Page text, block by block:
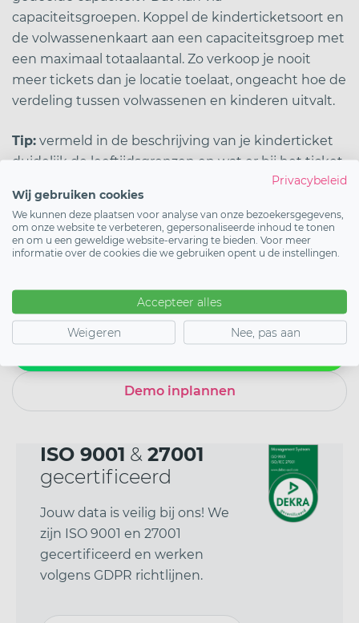
capaciteitsgroepen. Koppel de kinderticketsoort en
de volwassenenkaart aan een capaciteitsgroep met
een maximaal totaalaantal. Zo verkoop je nooit
meer tickets dan je locatie toelaat, ongeacht hoe de
verdeling tussen volwassenen en kinderen uitvalt.
Tip: vermeld in de beschrijving van je kinderticket
duidelijk de leeftijdsgrenzen en wat er bij het ticket
is inbegrepen. Zo weten kopers precies wat ze
kopen en voorkom je vragen en teleurstellingen
aan de deur.
Ticketsoorten aanmaken
Kortingscodes
Demo inplannen
ISO 9001 & 27001
gecertificeerd
Jouw data is veilig bij ons! We
zijn ISO 9001 en 27001
gecertificeerd en werken
volgens GDPR richtlijnen.
Privacybeleid
Wij gebruiken cookies
We kunnen deze plaatsen voor analyse van onze bezoekersgegevens,
om onze website te verbeteren, gepersonaliseerde inhoud te tonen
en om u een geweldige website-ervaring te bieden. Voor meer
informatie over de cookies die we gebruiken opent u de instellingen.
Accepteer alles
Weigeren Nee, pas aan